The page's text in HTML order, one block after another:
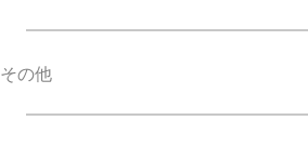
その他